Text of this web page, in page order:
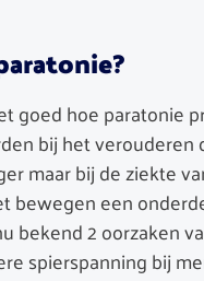
goed hoe paratonie
bij het verouderen
maar bij de ziekte
bewegen een
bekend 2 oorzaken
spierspanning bij